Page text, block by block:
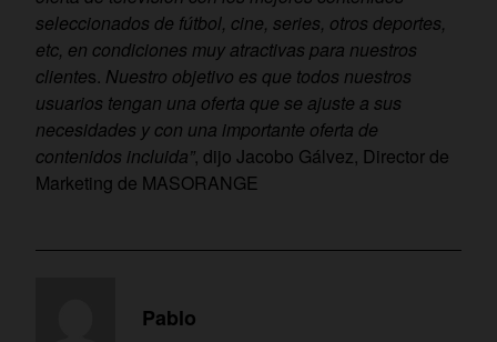
seleccionados de fútbol, cine, series, otros deportes,
etc, en condiciones muy atractivas para nuestros
clientes. Nuestro objetivo es que todos nuestros
usuarios tengan una oferta que se ajuste a sus
necesidades y con una importante oferta de
contenidos incluida”, dijo Jacobo Gálvez, Director de
Marketing de MASORANGE
Pablo